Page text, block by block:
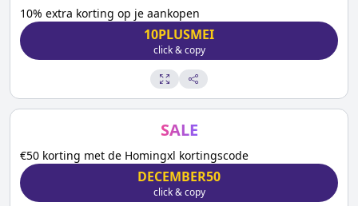
10% extra korting op je aankopen
10PLUSMEI
click & copy
SALE
€50 korting met de Homingxl kortingscode
DECEMBER50
click & copy